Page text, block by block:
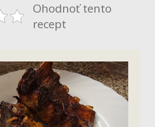
Ohodnoť tento
recept